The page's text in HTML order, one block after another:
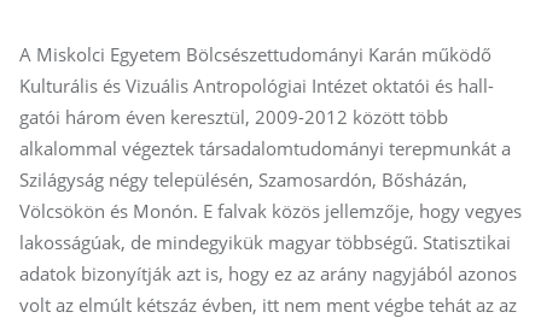
A Miskolci Egyetem Bölcsészettudományi Karán működő
Kulturális és Vizuális Antropológiai Intézet oktatói és hall­
gatói három éven keresztül, 2009-2012 között több
alkalommal végeztek társadalomtudományi terepmunkát a
Szilágyság négy településén, Szamosardón, Bősházán,
Völcsökön és Monón. E falvak közös jellemzője, hogy vegyes
lakosságúak, de mindegyikük magyar többségű. Statisztikai
adatok bizonyítják azt is, hogy ez az arány nagyjából azonos
volt az elmúlt kétszáz évben, itt nem ment végbe tehát az az